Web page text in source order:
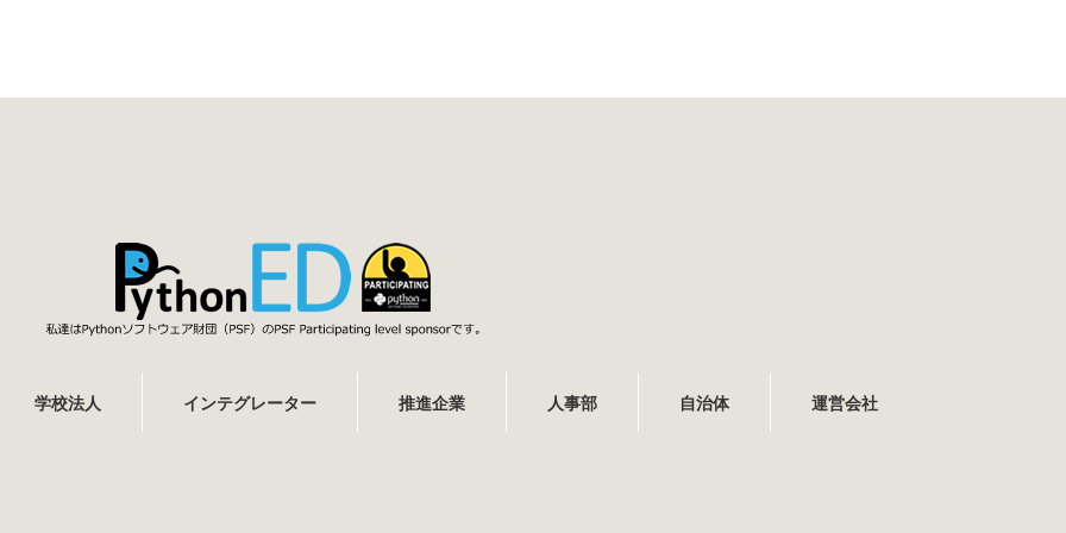
学校法人 インテグレーター 推進企業 人事部 自治体 運営会社